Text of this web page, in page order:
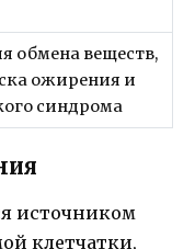
обмена веществ,
ожирения и
синдрома
источником
клетчатки,